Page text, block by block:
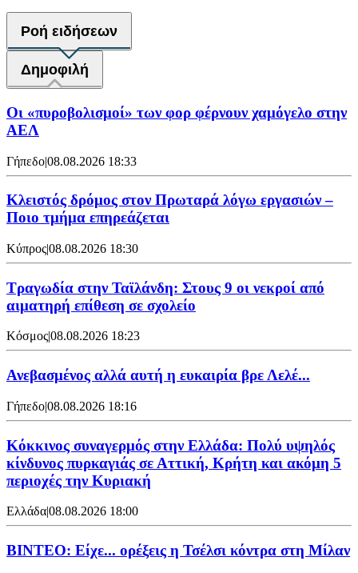
Ροή ειδήσεων
Δημοφιλή
Οι «πυροβολισμοί» των φορ φέρνουν χαμόγελο στην
ΑΕΛ
Γήπεδο|08.08.2026 18:33
Κλειστός δρόμος στον Πρωταρά λόγω εργασιών –
Ποιο τμήμα επηρεάζεται
Κύπρος|08.08.2026 18:30
Τραγωδία στην Ταϊλάνδη: Στους 9 οι νεκροί από
αιματηρή επίθεση σε σχολείο
Κόσμος|08.08.2026 18:23
Ανεβασμένος αλλά αυτή η ευκαιρία βρε Λελέ...
Γήπεδο|08.08.2026 18:16
Κόκκινος συναγερμός στην Ελλάδα: Πολύ υψηλός
κίνδυνος πυρκαγιάς σε Αττική, Κρήτη και ακόμη 5
περιοχές την Κυριακή
Ελλάδα|08.08.2026 18:00
BINTEO: Είχε... ορέξεις η Τσέλσι κόντρα στη Μίλαν